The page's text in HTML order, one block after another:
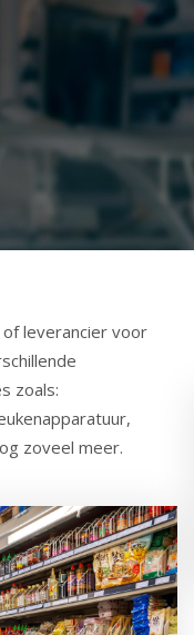
leverancier voor
zoals:
zoveel meer.